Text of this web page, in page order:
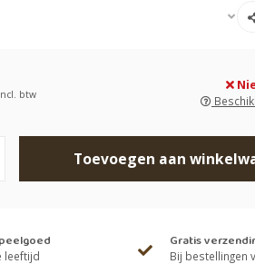
btw
Toevoegen aan
leeftijd
Gratis
Bij bestellingen